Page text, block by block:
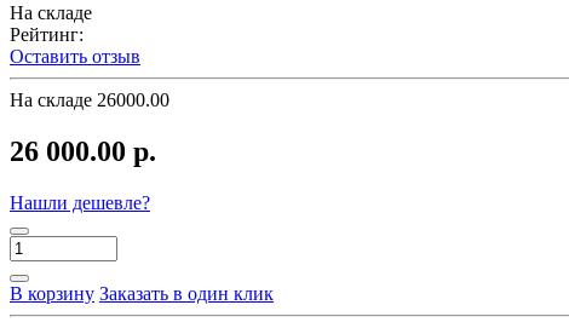
На складе
Рейтинг:
Оставить отзыв
На складе 26000.00
26 000.00 р.
Нашли дешевле?
В корзину Заказать в один клик